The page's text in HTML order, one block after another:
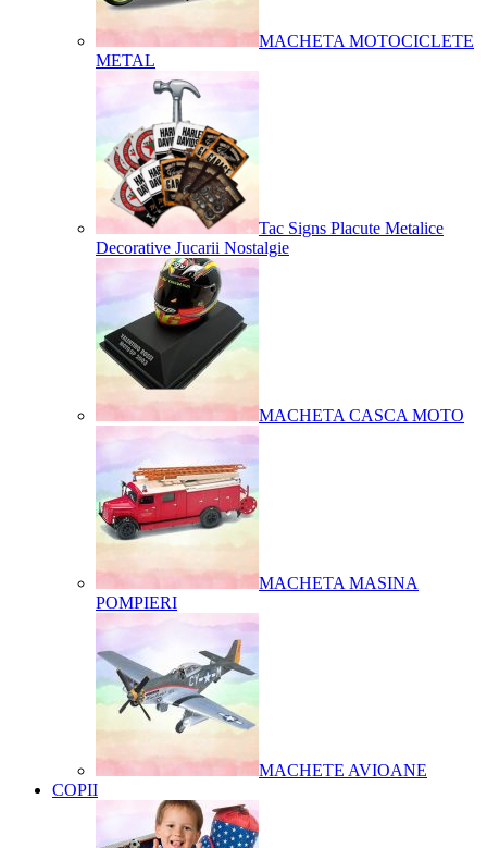
MACHETA MOTOCICLETE
METAL
Tac Signs Placute Metalice
Decorative Jucarii Nostalgie
MACHETA CASCA MOTO
MACHETA MASINA
POMPIERI
MACHETE AVIOANE
COPII